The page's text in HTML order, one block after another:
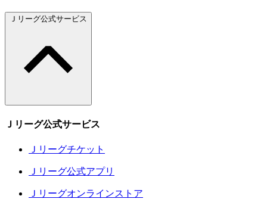
Ｊリーグ公式サービス
Ｊリーグ公式サービス
Ｊリーグチケット
Ｊリーグ公式アプリ
Ｊリーグオンラインストア